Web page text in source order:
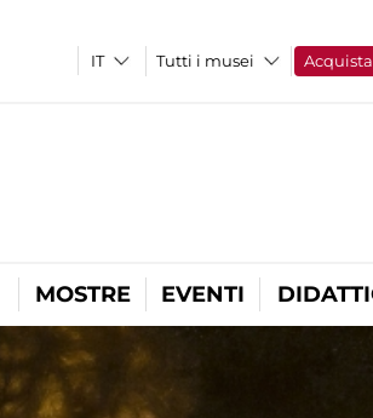
Tutti i musei Acquista
MOSTRE EVENTI